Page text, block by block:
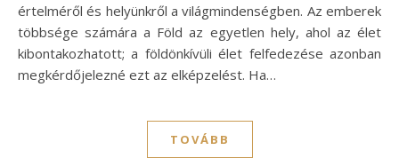
értelméről és helyünkről a világmindenségben. Az emberek
többsége számára a Föld az egyetlen hely, ahol az élet
kibontakozhatott; a földönkívüli élet felfedezése azonban
megkérdőjelezné ezt az elképzelést. Ha…
TOVÁBB